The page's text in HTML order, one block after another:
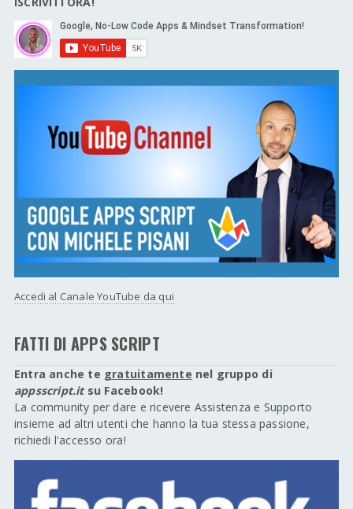
Accedi al Canale YouTube da qui
FATTI DI APPS SCRIPT
Entra anche te gratuitamente nel gruppo di
appsscript.itsu Facebook!
La community per dare e ricevere Assistenza e Supporto
insieme ad altri utenti che hanno la tua stessa passione,
richiedi l'accesso ora!